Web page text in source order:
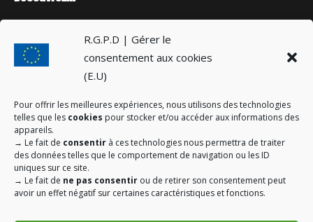
R.G.P.D | Gérer le
consentement aux cookies
(E.U)
Pour offrir les meilleures expériences, nous utilisons des technologies
telles que les cookies pour stocker et/ou accéder aux informations des
appareils.
→ Le fait de consentir à ces technologies nous permettra de traiter
des données telles que le comportement de navigation ou les ID
uniques sur ce site.
→ Le fait de ne pas consentir ou de retirer son consentement peut
avoir un effet négatif sur certaines caractéristiques et fonctions.
21 juillet 2026
14 Juillet réussi grâce aux animations à Plaines-Saint-Lange
16 juillet 2026
Guide de prévention contre les arnaques
10 juillet 2026